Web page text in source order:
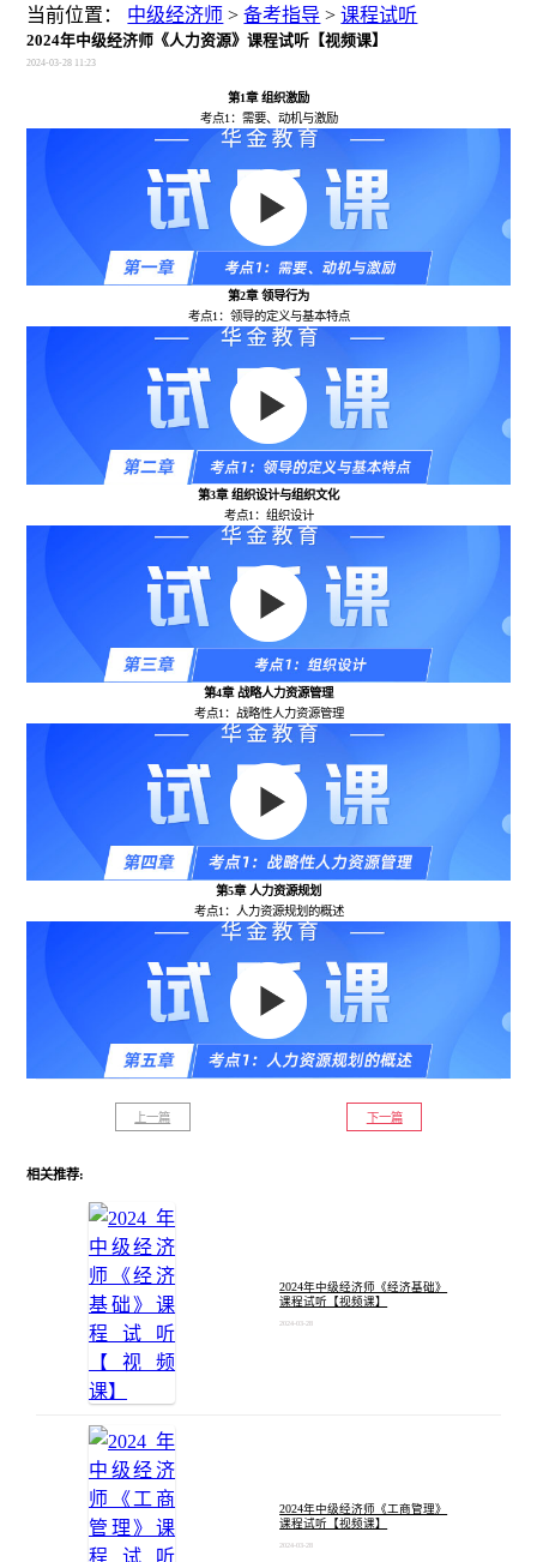
当前位置： 中级经济师 >备考指导 >课程试听
2024年中级经济师《人力资源》课程试听【视频课】
2024-03-28 11:23
第1章 组织激励
考点1：需要、动机与激励
第2章 领导行为
考点1：领导的定义与基本特点
第3章 组织设计与组织文化
考点1：组织设计
第4章 战略人力资源管理
考点1：战略性人力资源管理
第5章 人力资源规划
考点1：人力资源规划的概述
上一篇 下一篇
相关推荐:
2024年中级经济师《经济基础》
课程试听【视频课】
2024-03-28
2024年中级经济师《工商管理》
课程试听【视频课】
2024-03-28